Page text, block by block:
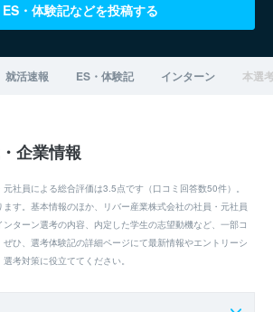
ES・体験記などを投稿する
就活速報 ES・体験記 インターン 本選
企業情報
社員による総合評価は3.5点です（口コミ回答数50件）。
す。基本情報のほか、リバー産業株式会社の社員・元社員
ターン選考の内容、内定した学生の志望動機など、一部コ
ひ、選考体験記の詳細ページにて最新情報やエントリーシ
考対策に役立ててください。